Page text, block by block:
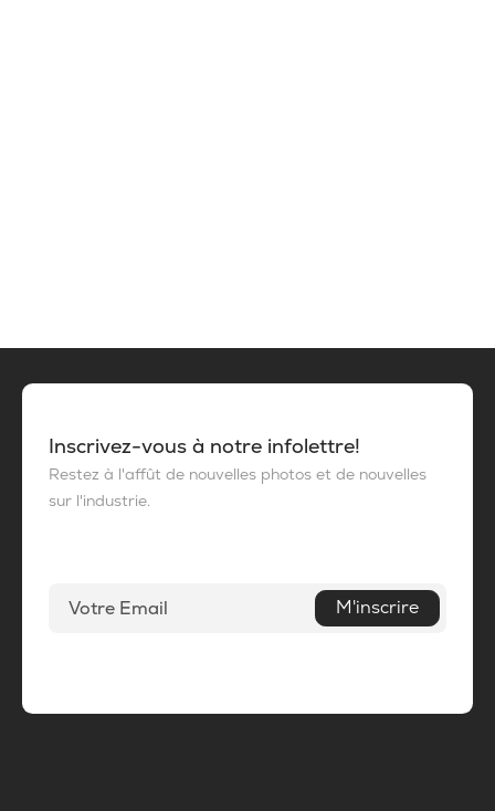
Inscrivez-vous à notre infolettre!
Restez à l'affût de nouvelles photos et de nouvelles
sur l'industrie.
M'inscrire